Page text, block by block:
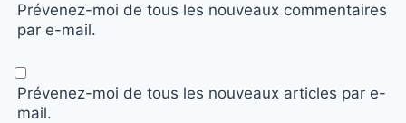
Prévenez-moi de tous les nouveaux commentaires
par e-mail.
Prévenez-moi de tous les nouveaux articles par e-
mail.